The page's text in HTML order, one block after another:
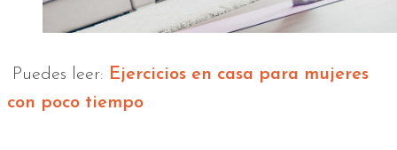
Puedes leer: Ejercicios en casa para mujeres
con poco tiempo